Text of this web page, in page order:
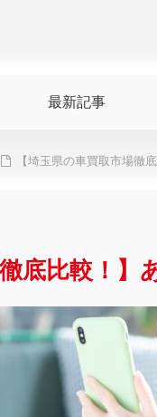
最新記事
【埼玉県の車買取市場徹
底比較！